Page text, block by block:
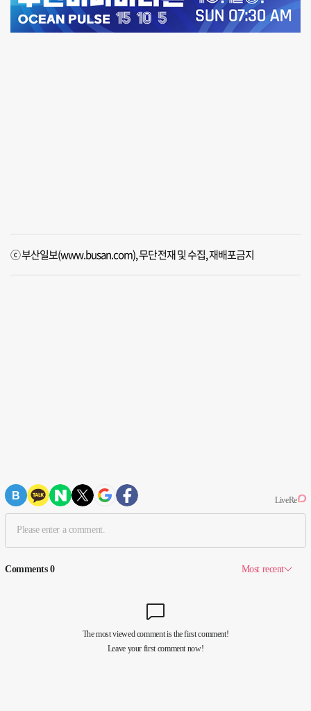
ⓒ 부산일보(www.busan.com), 무단전재 및 수집, 재배포금지